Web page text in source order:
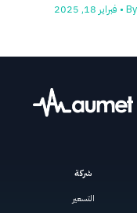
By
• فبراير 18, 2025
شركة
التسعير